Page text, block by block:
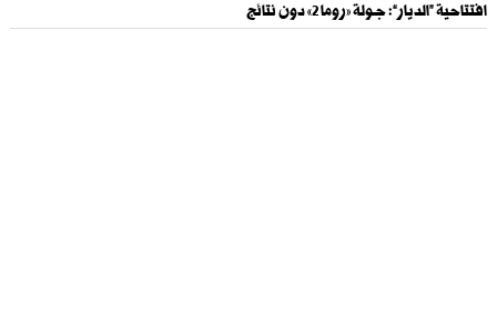
افتتاحية “الديار”: جــولة «روما 2» دون نتائج